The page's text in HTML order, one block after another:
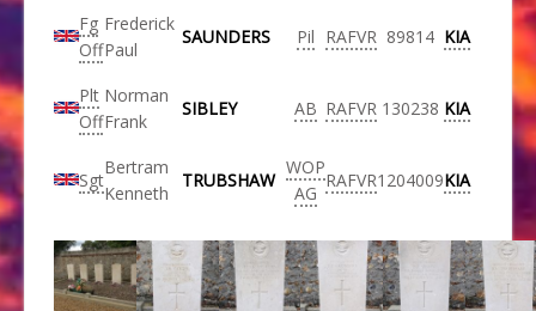
Fg
Off
Frederick
Paul
SAUNDERS Pil RAFVR 89814 KIA
Plt
Off
Norman
Frank
SIBLEY AB RAFVR 130238 KIA
Sgt
Bertram
Kenneth
TRUBSHAW
WOP
AG
RAFVR1204009KIA